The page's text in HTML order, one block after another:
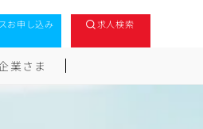
お申し込み 求人検索
業さま